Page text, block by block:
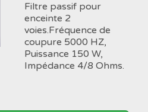
Filtre passif pour
enceinte 2
voies.Fréquence de
coupure 5000 HZ,
Puissance 150 W,
Impédance 4/8 Ohms.